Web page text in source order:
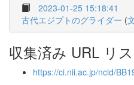
2023-01-25 15:18:41
古代エジプトのグライダー (
収集済み URL リ
https://ci.nii.ac.jp/ncid/